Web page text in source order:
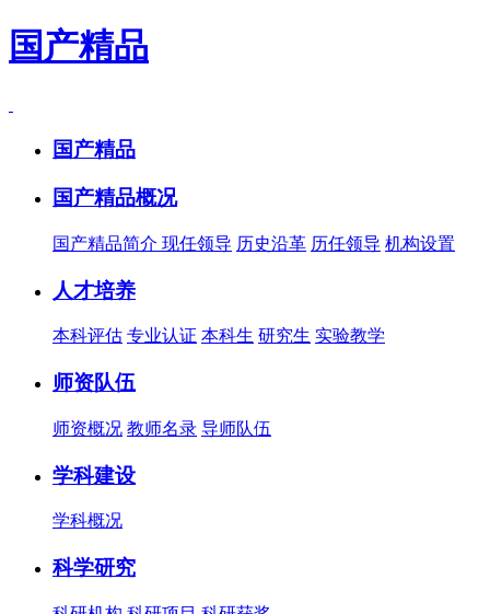
国产精品
国产精品
国产精品概况
国产精品简介 现任领导 历史沿革 历任领导 机构设置
人才培养
本科评估 专业认证 本科生 研究生 实验教学
师资队伍
师资概况 教师名录 导师队伍
学科建设
学科概况
科学研究